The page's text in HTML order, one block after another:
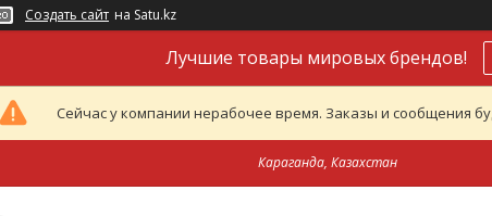
Создать сайт на Satu.kz
Лучшие товары мировых брендов!
Сейчас у компании нерабочее время. Заказы и сообщения
Караганда, Казахстан